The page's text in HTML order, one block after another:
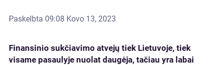
Paskelbta 09:08 Kovo 13, 2023
Finansinio sukčiavimo atvejų tiek Lietuvoje, tiek
visame pasaulyje nuolat daugėja, tačiau yra labai